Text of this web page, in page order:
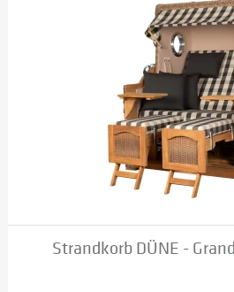
Strandkorb DÜNE -